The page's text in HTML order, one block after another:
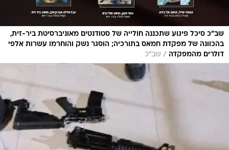
שב"כ סיכל פיגוע שתכננה חולייה של סטודנטים מאוניברסיטת ביר-זית,
בהכוונה של מפקדת חמאס בתורכיה; הוסגר נשק והוחרמו עשרות אלפי
דולרים מהמפקדה / שב"כ